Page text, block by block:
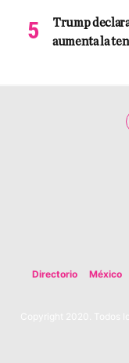
Trump
aumenta la
Directorio México